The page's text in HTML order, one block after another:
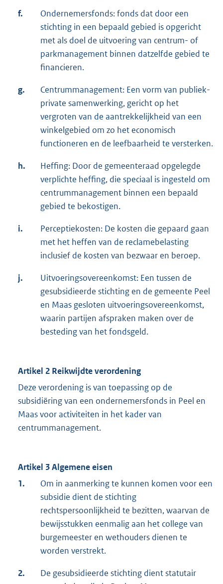
f.
Ondernemersfonds: fonds dat door een
stichting in een bepaald gebied is opgericht
met als doel de uitvoering van centrum- of
parkmanagement binnen datzelfde gebied te
financieren.
g.
Centrummanagement: Een vorm van publiek-
private samenwerking, gericht op het
vergroten van de aantrekkelijkheid van een
winkelgebied om zo het economisch
functioneren en de leefbaarheid te versterken.
h.
Heffing: Door de gemeenteraad opgelegde
verplichte heffing, die speciaal is ingesteld om
centrummanagement binnen een bepaald
gebied te bekostigen.
i.
Perceptiekosten: De kosten die gepaard gaan
met het heffen van de reclamebelasting
inclusief de kosten van bezwaar en beroep.
j.
Uitvoeringsovereenkomst: Een tussen de
gesubsidieerde stichting en de gemeente Peel
en Maas gesloten uitvoeringsovereenkomst,
waarin partijen afspraken maken over de
besteding van het fondsgeld.
Artikel 2 Reikwijdte verordening
Deze verordening is van toepassing op de
subsidiëring van een ondernemersfonds in Peel en
Maas voor activiteiten in het kader van
centrummanagement.
Artikel 3 Algemene eisen
1.
Om in aanmerking te kunnen komen voor een
subsidie dient de stichting
rechtspersoonlijkheid te bezitten, waarvan de
bewijsstukken eenmalig aan het college van
burgemeester en wethouders dienen te
worden verstrekt.
2.
De gesubsidieerde stichting dient statutair